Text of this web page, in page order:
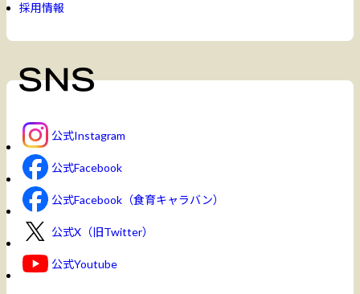
採用情報
公式Instagram
公式Facebook
公式Facebook（食育キャラバン）
公式X（旧Twitter）
公式Youtube